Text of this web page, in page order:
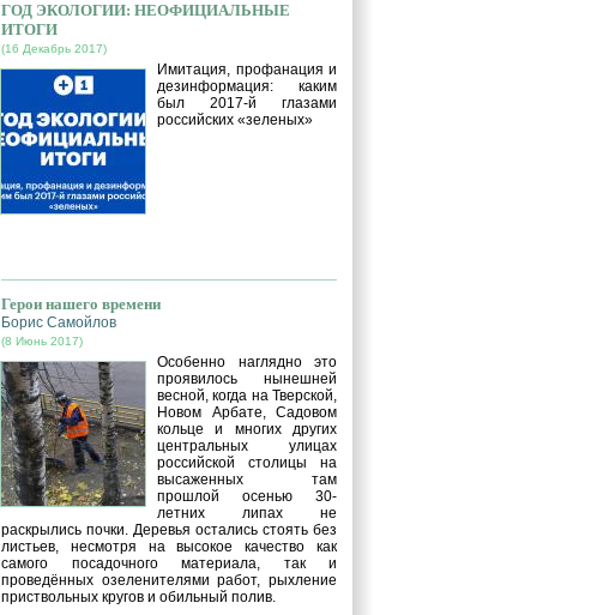
ГОД ЭКОЛОГИИ: НЕОФИЦИАЛЬНЫЕ
ИТОГИ
(16 Декабрь 2017)
Имитация, профанация и
дезинформация: каким
был 2017-й глазами
российских «зеленых»
Герои нашего времени
Борис Самойлов
(8 Июнь 2017)
Особенно наглядно это
проявилось нынешней
весной, когда на Тверской,
Новом Арбате, Садовом
кольце и многих других
центральных улицах
российской столицы на
высаженных там
прошлой осенью 30-
летних липах не
раскрылись почки. Деревья остались стоять без
листьев, несмотря на высокое качество как
самого посадочного материала, так и
проведённых озеленителями работ, рыхление
приствольных кругов и обильный полив.